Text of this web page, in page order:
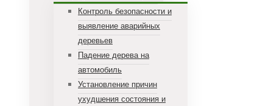
Контроль безопасности и
выявление аварийных
деревьев
Падение дерева на
автомобиль
Установление причин
ухудшения состояния и